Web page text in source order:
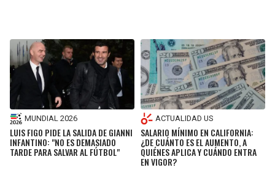
MUNDIAL 2026
LUIS FIGO PIDE LA SALIDA DE GIANNI
INFANTINO: "NO ES DEMASIADO
TARDE PARA SALVAR AL FÚTBOL"
ACTUALIDAD US
SALARIO MÍNIMO EN CALIFORNIA:
¿DE CUÁNTO ES EL AUMENTO, A
QUIÉNES APLICA Y CUÁNDO ENTRA
EN VIGOR?